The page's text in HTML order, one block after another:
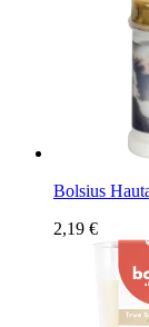
Bolsius
2,19 €